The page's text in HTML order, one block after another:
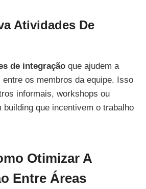
Atividades De
de integração que ajudem a
os membros da equipe. Isso
informais, workshops ou
building que incentivem o trabalho
Otimizar A
Entre Áreas